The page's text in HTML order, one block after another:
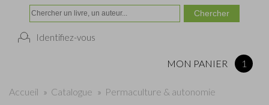
Identifiez-vous
MON PANIER 1
Accueil » Catalogue » Permaculture & autonomie